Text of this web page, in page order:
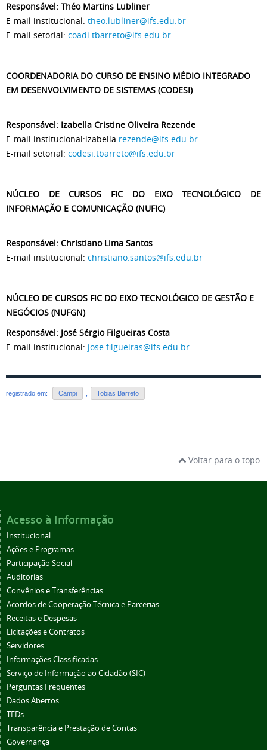
Responsável: Théo Martins Lubliner
E-mail institucional: theo.lubliner@ifs.edu.br
E-mail setorial: coadi.tbarreto@ifs.edu.br
COORDENADORIA DO CURSO DE ENSINO MÉDIO INTEGRADO
EM DESENVOLVIMENTO DE SISTEMAS (CODESI)
Responsável: Izabella Cristine Oliveira Rezende
E-mail institucional:izabella.rezende@ifs.edu.br
E-mail setorial: codesi.tbarreto@ifs.edu.br
NÚCLEO DE CURSOS FIC DO EIXO TECNOLÓGICO DE
INFORMAÇÃO E COMUNICAÇÃO (NUFIC)
Responsável: Christiano Lima Santos
E-mail institucional: christiano.santos@ifs.edu.br
NÚCLEO DE CURSOS FIC DO EIXO TECNOLÓGICO DE GESTÃO E
NEGÓCIOS (NUFGN)
Responsável: José Sérgio Filgueiras Costa
E-mail institucional: jose.filgueiras@ifs.edu.br
registrado em: Campi Tobias Barreto
Voltar para o topo
Acesso à Informação
Institucional
Ações e Programas
Participação Social
Auditorias
Convênios e Transferências
Acordos de Cooperação Técnica e Parcerias
Receitas e Despesas
Licitações e Contratos
Servidores
Informações Classificadas
Serviço de Informação ao Cidadão (SIC)
Perguntas Frequentes
Dados Abertos
TEDs
Transparência e Prestação de Contas
Governança